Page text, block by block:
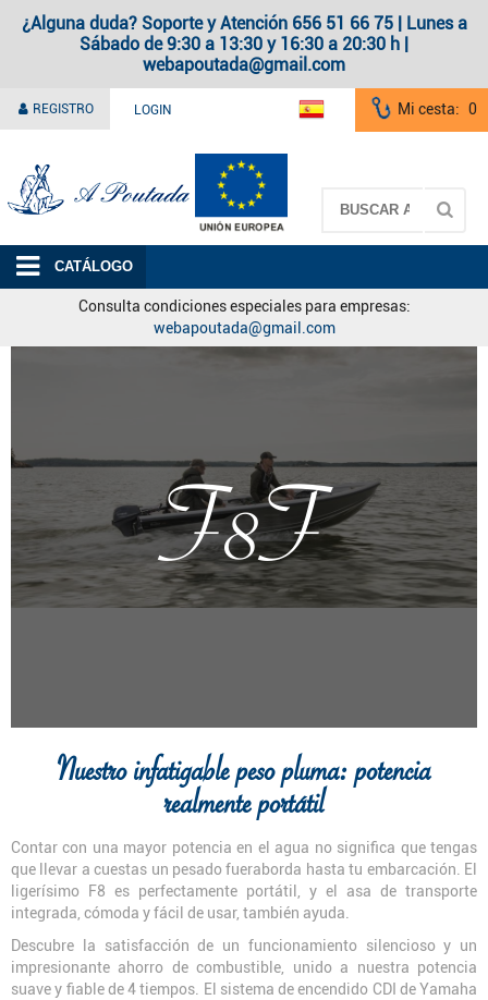
¿Alguna duda? Soporte y Atención 656 51 66 75 | Lunes a
Sábado de 9:30 a 13:30 y 16:30 a 20:30 h |
webapoutada@gmail.com
REGISTRO LOGIN Mi cesta: 0
CATÁLOGO
Consulta condiciones especiales para empresas:
webapoutada@gmail.com
F8F
Nuestro infatigable peso pluma: potencia
realmente portátil
Contar con una mayor potencia en el agua no significa que tengas
que llevar a cuestas un pesado fueraborda hasta tu embarcación. El
ligerísimo F8 es perfectamente portátil, y el asa de transporte
integrada, cómoda y fácil de usar, también ayuda.
Descubre la satisfacción de un funcionamiento silencioso y un
impresionante ahorro de combustible, unido a nuestra potencia
suave y fiable de 4 tiempos. El sistema de encendido CDI de Yamaha